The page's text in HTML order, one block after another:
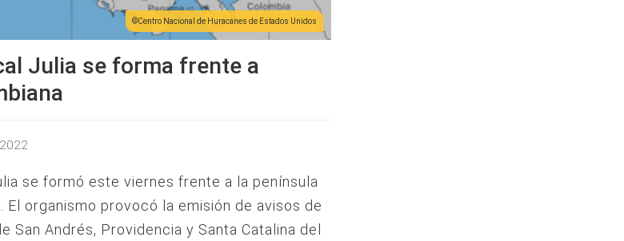
Centro Nacional de Huracanes de Estados Unidos
Julia se forma frente a
se formó este viernes frente a la península
El organismo provocó la emisión de avisos de
San Andrés, Providencia y Santa Catalina del